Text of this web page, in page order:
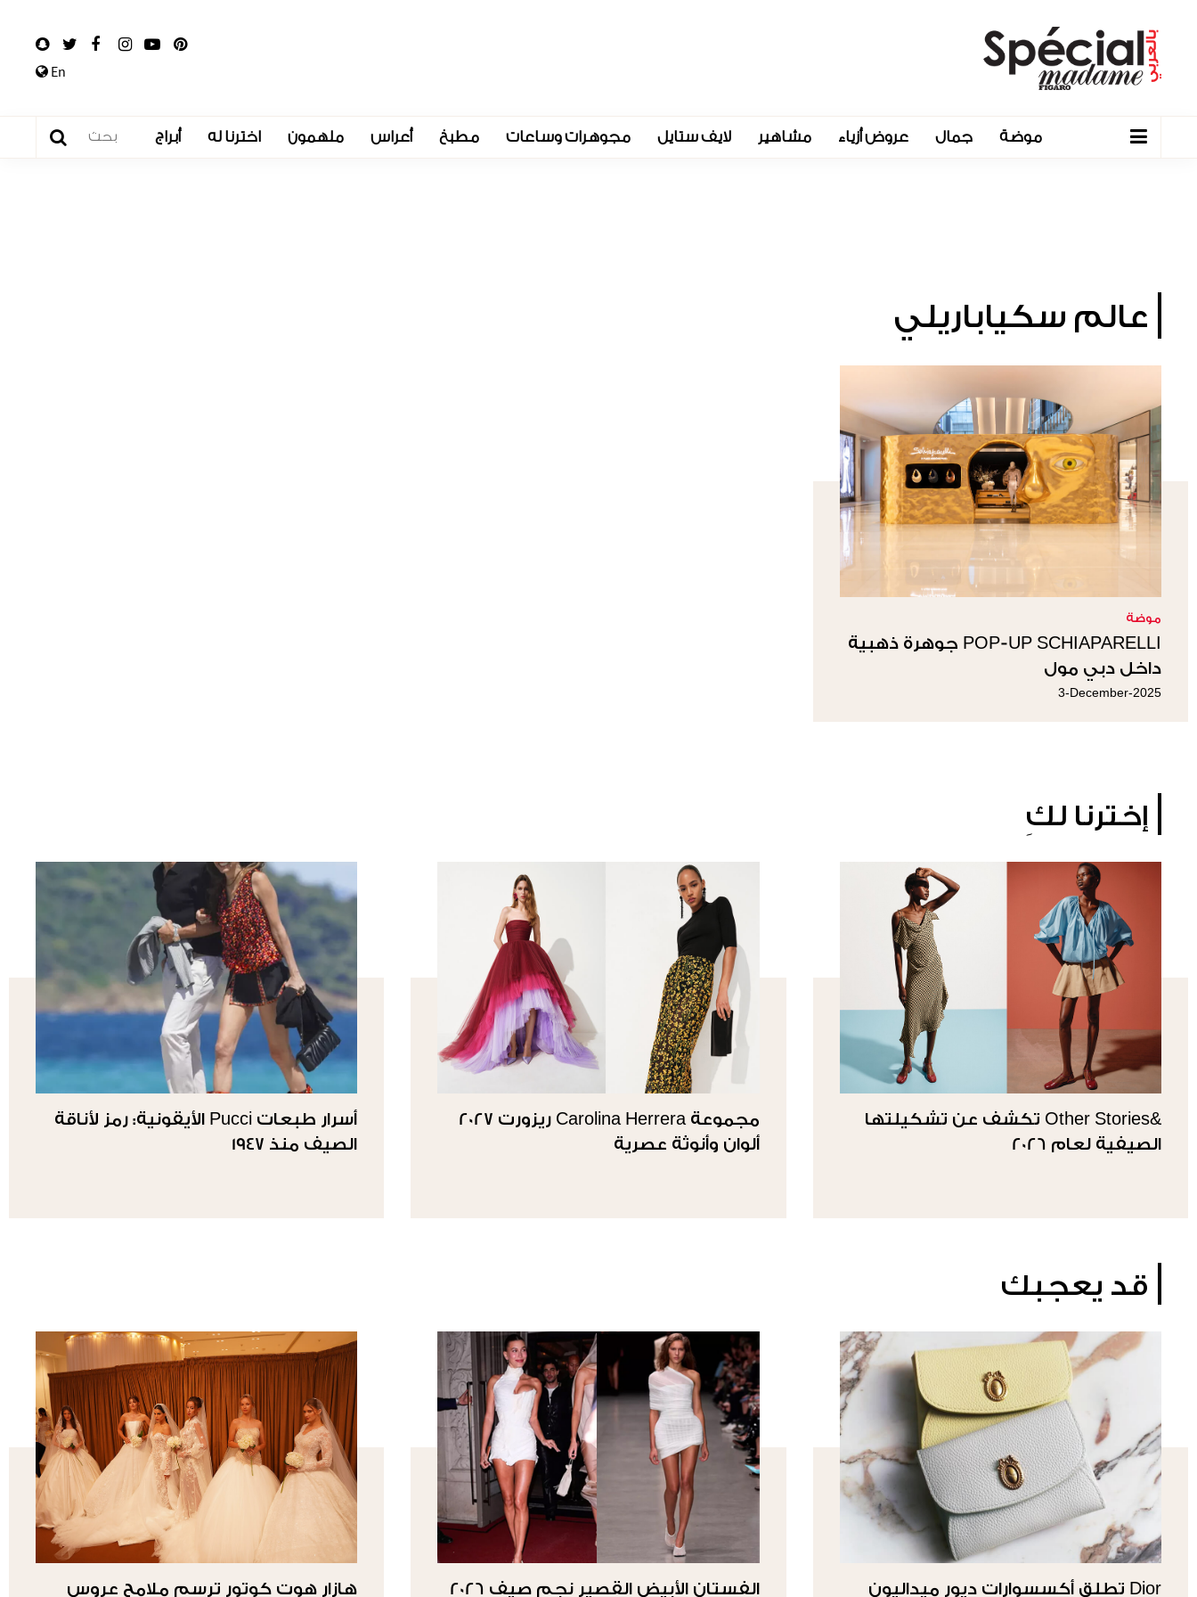
En
موضة جمال عروض أزياء مشاهير لايف ستايل مجوهرات وساعات مطبخ أعراس ملهمون اخترنا له أبراج
عالم سكياباريلي
موضة
POP-UP SCHIAPARELLI جوهرة ذهبية
داخل دبي مول
3-December-2025
إخترنا لكِ
&Other Stories تكشف عن تشكيلتها
الصيفية لعام 2026
مجموعة Carolina Herrera ريزورت 2027
ألوان وأنوثة عصرية
أسرار طبعات Pucci الأيقونية: رمز لأناقة
الصيف منذ 1947
قد يعجبك
Dior تطلق أكسسوارات ديور ميداليون الفستان الأبيض القصير نجم صيف 2026 هازار هوت كوتور ترسم ملامح عروس